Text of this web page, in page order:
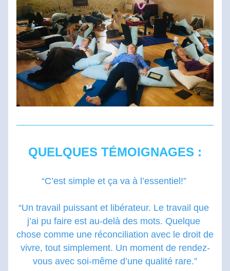
QUELQUES TÉMOIGNAGES :
“C’est simple et ça va à l’essentiel!”
“Un travail puissant et libérateur. Le travail que
j’ai pu faire est au-delà des mots. Quelque
chose comme une réconciliation avec le droit de
vivre, tout simplement. Un moment de rendez-
vous avec soi-même d’une qualité rare.”